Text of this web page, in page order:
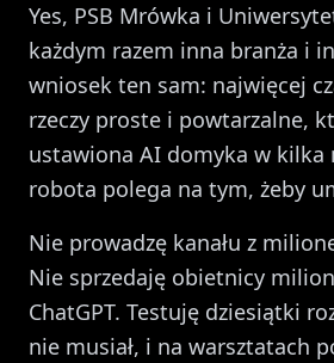
Yes, PSB Mrówka i
każdym razem inna branża i
wniosek ten sam: najwięcej
rzeczy proste i powtarzalne,
ustawiona AI domyka w kilka
robota polega na tym, żeby
Nie prowadzę kanału z
Nie sprzedaję obietnicy
ChatGPT. Testuję dziesiątki
nie musiał, i na warsztatach